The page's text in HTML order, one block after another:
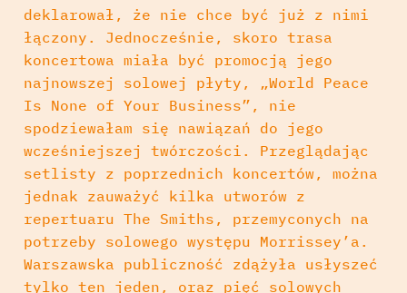
deklarował, że nie chce być już z nimi
łączony. Jednocześnie, skoro trasa
koncertowa miała być promocją jego
najnowszej solowej płyty, „World Peace
Is None of Your Business”, nie
spodziewałam się nawiązań do jego
wcześniejszej twórczości. Przeglądając
setlisty z poprzednich koncertów, można
jednak zauważyć kilka utworów z
repertuaru The Smiths, przemyconych na
potrzeby solowego występu Morrissey’a.
Warszawska publiczność zdążyła usłyszeć
tylko ten jeden, oraz pięć solowych